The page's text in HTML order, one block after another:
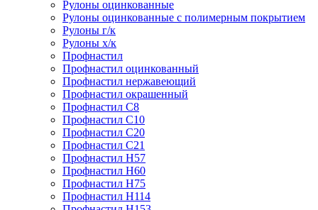
Рулоны оцинкованные
Рулоны оцинкованные с полимерным покрытием
Рулоны г/к
Рулоны х/к
Профнастил
Профнастил оцинкованный
Профнастил нержавеющий
Профнастил окрашенный
Профнастил С8
Профнастил С10
Профнастил С20
Профнастил С21
Профнастил Н57
Профнастил Н60
Профнастил Н75
Профнастил Н114